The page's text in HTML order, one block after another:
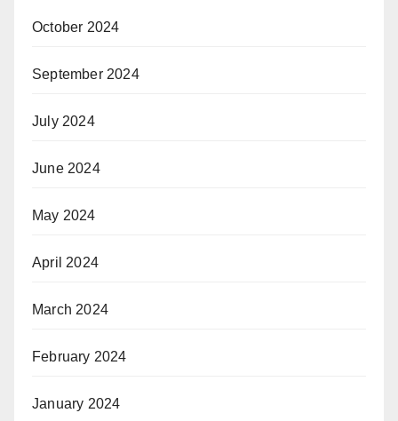
October 2024
September 2024
July 2024
June 2024
May 2024
April 2024
March 2024
February 2024
January 2024